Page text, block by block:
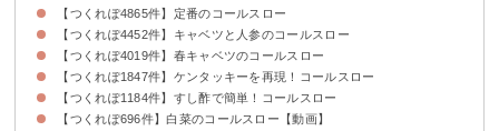
【つくれぽ4865件】定番のコールスロー
【つくれぽ4452件】キャベツと人参のコールスロー
【つくれぽ4019件】春キャベツのコールスロー
【つくれぽ1847件】ケンタッキーを再現！コールスロー
【つくれぽ1184件】すし酢で簡単！コールスロー
【つくれぽ696件】白菜のコールスロー【動画】